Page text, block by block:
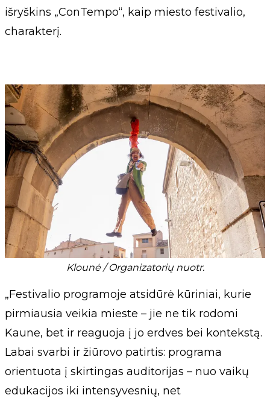
išryškins „ConTempo“, kaip miesto festivalio,
charakterį.
Klounė / Organizatorių nuotr.
„Festivalio programoje atsidūrė kūriniai, kurie
pirmiausia veikia mieste – jie ne tik rodomi
Kaune, bet ir reaguoja į jo erdves bei kontekstą.
Labai svarbi ir žiūrovo patirtis: programa
orientuota į skirtingas auditorijas – nuo vaikų
edukacijos iki intensyvesnių, net